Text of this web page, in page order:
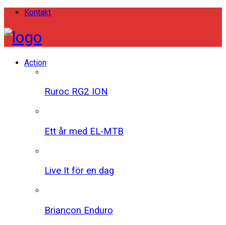
Kontakt
Action
Ruroc RG2 ION
Ett år med EL-MTB
Live It för en dag
Briancon Enduro